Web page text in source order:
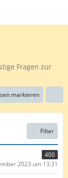
Fragen zur
markieren
Filter
400
2023 um 13:31